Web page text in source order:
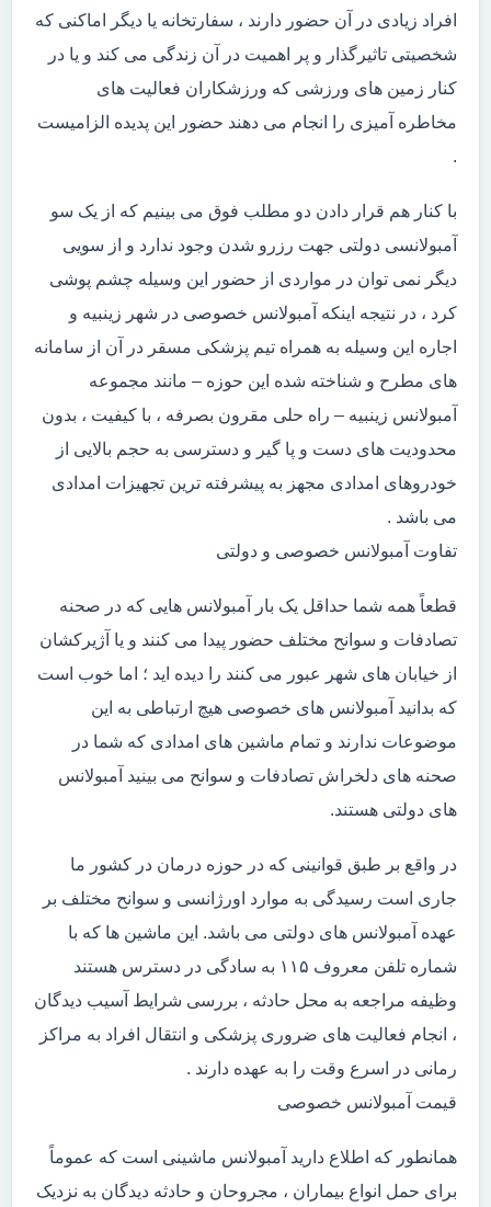
افراد زیادی در آن حضور دارند ، سفارتخانه یا دیگر اماکنی که
شخصیتی تاثیرگذار و پر اهمیت در آن زندگی می کند و یا در
کنار زمین های ورزشی که ورزشکاران فعالیت های
مخاطره آمیزی را انجام می دهند حضور این پدیده الزامیست
.
با کنار هم قرار دادن دو مطلب فوق می بینیم که از یک سو
آمبولانسی دولتی جهت رزرو شدن وجود ندارد و از سویی
دیگر نمی توان در مواردی از حضور این وسیله چشم پوشی
کرد ، در نتیجه اینکه آمبولانس خصوصی در شهر زینبیه و
اجاره این وسیله به همراه تیم پزشکی مسقر در آن از سامانه
های مطرح و شناخته شده این حوزه – مانند مجموعه
آمبولانس زینبیه – راه حلی مقرون بصرفه ، با کیفیت ، بدون
محدودیت های دست و پا گیر و دسترسی به حجم بالایی از
خودروهای امدادی مجهز به پیشرفته ترین تجهیزات امدادی
می باشد .
تفاوت آمبولانس خصوصی و دولتی
قطعاً همه شما حداقل یک بار آمبولانس هایی که در صحنه
تصادفات و سوانح مختلف حضور پیدا می کنند و یا آژیرکشان
از خیابان های شهر عبور می کنند را دیده اید ؛ اما خوب است
که بدانید آمبولانس های خصوصی هیچ ارتباطی به این
موضوعات ندارند و تمام ماشین های امدادی که شما در
صحنه های دلخراش تصادفات و سوانح می بینید آمبولانس
های دولتی هستند.
در واقع بر طبق قوانینی که در حوزه درمان در کشور ما
جاری است رسیدگی به موارد اورژانسی و سوانح مختلف بر
عهده آمبولانس های دولتی می باشد. این ماشین ها که با
شماره تلفن معروف ۱۱۵ به سادگی در دسترس هستند
وظیفه مراجعه به محل حادثه ، بررسی شرایط آسیب دیدگان
، انجام فعالیت های ضروری پزشکی و انتقال افراد به مراکز
رمانی در اسرع وقت را به عهده دارند .
قیمت آمبولانس خصوصی
همانطور که اطلاع دارید آمبولانس ماشینی است که عموماً
برای حمل انواع بیماران ، مجروحان و حادثه دیدگان به نزدیک